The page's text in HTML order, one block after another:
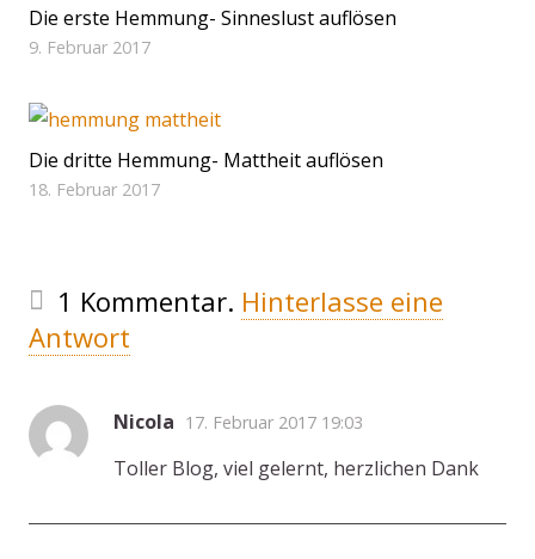
Die erste Hemmung- Sinneslust auflösen
9. Februar 2017
Die dritte Hemmung- Mattheit auflösen
18. Februar 2017
1 Kommentar. Hinterlasse eine
Antwort
Nicola 17. Februar 2017 19:03
Toller Blog, viel gelernt, herzlichen Dank